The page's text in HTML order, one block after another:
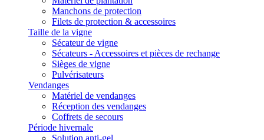
Manchons de protection
Filets de protection & accessoires
Taille de la vigne
Sécateur de vigne
Sécateurs - Accessoires et pièces de rechange
Sièges de vigne
Pulvérisateurs
Vendanges
Matériel de vendanges
Réception des vendanges
Coffrets de secours
Période hivernale
Solution anti-gel